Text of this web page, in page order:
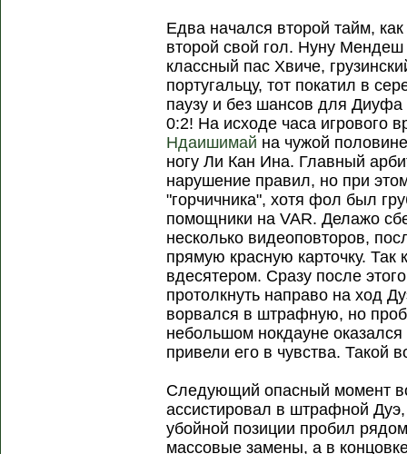
Едва начался второй тайм,
второй свой гол. Нуну
классный пас Хвиче,
португальцу, тот покатил в
паузу и без шансов для
0:2! На исходе часа игрового
Ндаишимай на чужой
ногу Ли Кан Ина. Главный
нарушение правил, но при
"горчичника", хотя фол был
помощники на VAR. Делажо
несколько видеоповторов,
прямую красную карточку.
вдесятером. Сразу после
протолкнуть направо на ход
ворвался в штрафную, но
небольшом нокдауне
привели его в чувства. Такой
Следующий опасный момент
ассистировал в штрафной
убойной позиции пробил
массовые замены, а в